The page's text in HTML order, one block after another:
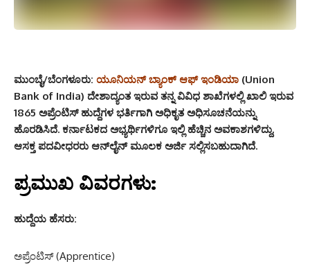
ಮುಂಬೈ/ಬೆಂಗಳೂರು: ಯೂನಿಯನ್ ಬ್ಯಾಂಕ್ ಆಫ್ ಇಂಡಿಯಾ (Union
Bank of India) ದೇಶಾದ್ಯಂತ ಇರುವ ತನ್ನ ವಿವಿಧ ಶಾಖೆಗಳಲ್ಲಿ ಖಾಲಿ ಇರುವ
1865 ಅಪ್ರೆಂಟಿಸ್ ಹುದ್ದೆಗಳ ಭರ್ತಿಗಾಗಿ ಅಧಿಕೃತ ಅಧಿಸೂಚನೆಯನ್ನು
ಹೊರಡಿಸಿದೆ. ಕರ್ನಾಟಕದ ಅಭ್ಯರ್ಥಿಗಳಿಗೂ ಇಲ್ಲಿ ಹೆಚ್ಚಿನ ಅವಕಾಶಗಳಿದ್ದು,
ಆಸಕ್ತ ಪದವೀಧರರು ಆನ್‌ಲೈನ್ ಮೂಲಕ ಅರ್ಜಿ ಸಲ್ಲಿಸಬಹುದಾಗಿದೆ.
ಪ್ರಮುಖ ವಿವರಗಳು:
ಹುದ್ದೆಯ ಹೆಸರು:
ಅಪ್ರೆಂಟಿಸ್ (Apprentice)